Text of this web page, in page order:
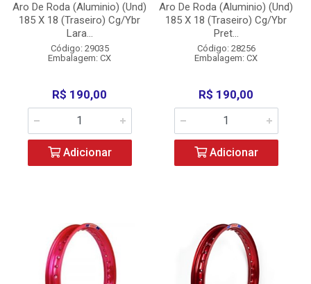
Aro De Roda (Aluminio) (Und)
185 X 18 (Traseiro) Cg/Ybr
Lara...
Código: 29035
Embalagem: CX
R$ 190,00
Adicionar
Aro De Roda (Aluminio) (Und)
185 X 18 (Traseiro) Cg/Ybr
Pret...
Código: 28256
Embalagem: CX
R$ 190,00
Adicionar